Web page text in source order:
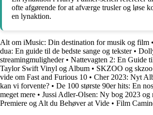
ofte afgørende for at afværge trusler og løse
en lynaktion.
Alt om iMusic: Din destination for musik og film •
dua: En guide til de bedste sange og tekster•
streamingmuligheder• Nattevagten 2: En Guide
Taylor Swift Vinyl og Album • SKZOO og
vide om Fast and Furious 10 • Cher 2023: Nyt
kan vi forvente? • De 100 største 90er hits: En
meget mere • Jussi Adler-Olsen: Ny bog 2023 og
Premiere og Alt du Behøver at Vide • Film